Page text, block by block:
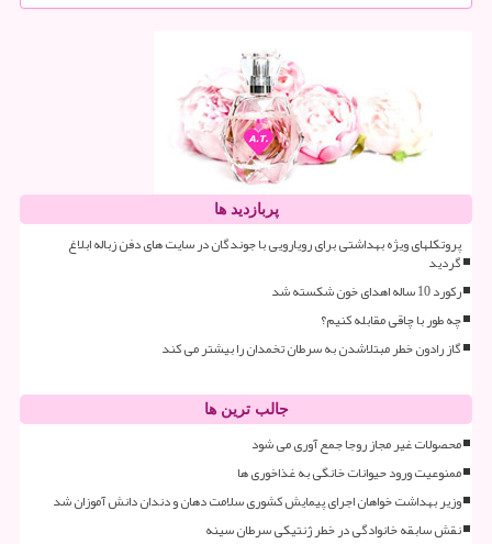
پربازدید ها
پروتکلهای ویژه بهداشتی برای رویارویی با جوندگان در سایت های دفن زباله ابلاغ
گردید
رکورد 10 ساله اهدای خون شکسته شد
چه طور با چاقی مقابله کنیم؟
گاز رادون خطر مبتلاشدن به سرطان تخمدان را بیشتر می کند
جالب ترین ها
محصولات غیر مجاز روجا جمع آوری می شود
ممنوعیت ورود حیوانات خانگی به غذاخوری ها
وزیر بهداشت خواهان اجرای پیمایش کشوری سلامت دهان و دندان دانش آموزان شد
نقش سابقه خانوادگی در خطر ژنتیکی سرطان سینه